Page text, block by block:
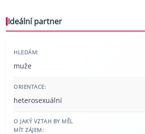
Ideální partner
HLEDÁM:
muže
ORIENTACE:
heterosexuální
O JAKÝ VZTAH BY MĚL
MÍT ZÁJEM: